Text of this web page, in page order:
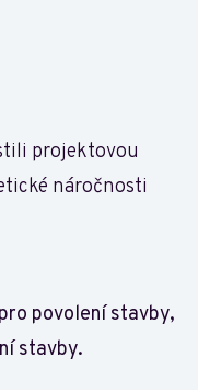
projektovou
náročnosti
povolení stavby,
stavby.